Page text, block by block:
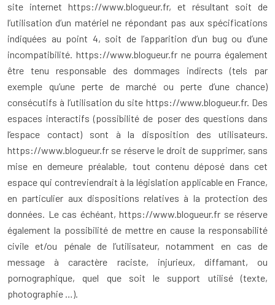
site internet https://www.blogueur.fr, et résultant soit de
l’utilisation d’un matériel ne répondant pas aux spécifications
indiquées au point 4, soit de l’apparition d’un bug ou d’une
incompatibilité. https://www.blogueur.fr ne pourra également
être tenu responsable des dommages indirects (tels par
exemple qu’une perte de marché ou perte d’une chance)
consécutifs à l’utilisation du site https://www.blogueur.fr. Des
espaces interactifs (possibilité de poser des questions dans
l’espace contact) sont à la disposition des utilisateurs.
https://www.blogueur.fr se réserve le droit de supprimer, sans
mise en demeure préalable, tout contenu déposé dans cet
espace qui contreviendrait à la législation applicable en France,
en particulier aux dispositions relatives à la protection des
données. Le cas échéant, https://www.blogueur.fr se réserve
également la possibilité de mettre en cause la responsabilité
civile et/ou pénale de l’utilisateur, notamment en cas de
message à caractère raciste, injurieux, diffamant, ou
pornographique, quel que soit le support utilisé (texte,
photographie …).